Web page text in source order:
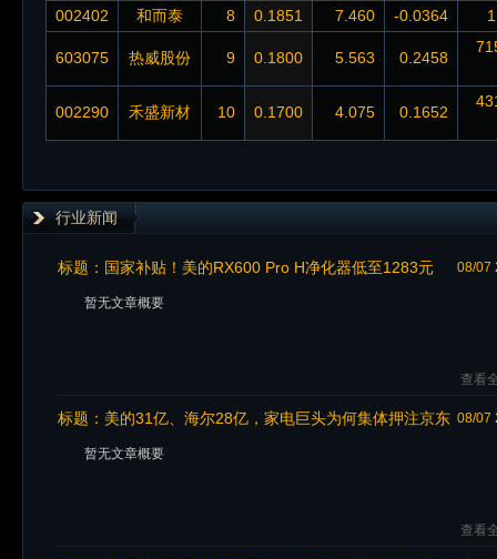
002402
和而泰 8 0.1851 7.460 -0.0364
603075 热威股份 9 0.1800 5.563 0.2458
002290 禾盛新材 10 0.1700 4.075 0.1652
行业新闻
08/07
标题： 国家补贴！美的RX600 Pro H净化器低至1283元
暂无文章概要
查看
08/07
标题： 美的31亿、海尔28亿，家电巨头为何集体押注京东
暂无文章概要
查看